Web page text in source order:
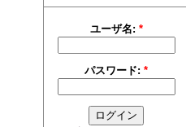
ユーザ名: *
パスワード:*